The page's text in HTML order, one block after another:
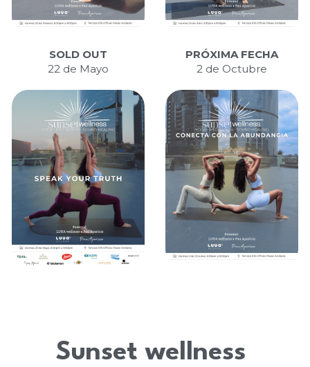
SOLD OUT
22 de Mayo
PRÓXIMA FECHA
2 de Octubre
Sunset wellness